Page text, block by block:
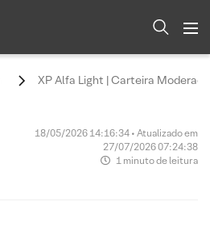
XP Alfa Light | Carteira
18/05/2026 14:16:34 • Atualizado em
27/07/2026 07:24:38
1 minuto de leitura